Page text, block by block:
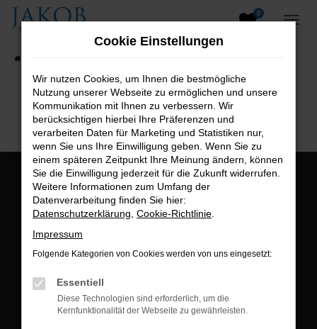
Zum
0
B2B-Shop
Öffnungszeiten:
Montag bis Freitag:
Postadresse:
Cookie Einstellungen
Wir nutzen Cookies, um Ihnen die bestmögliche
Nutzung unserer Webseite zu ermöglichen und unsere
Kommunikation mit Ihnen zu verbessern. Wir
berücksichtigen hierbei Ihre Präferenzen und
verarbeiten Daten für Marketing und Statistiken nur,
wenn Sie uns Ihre Einwilligung geben. Wenn Sie zu
einem späteren Zeitpunkt Ihre Meinung ändern, können
Sie die Einwilligung jederzeit für die Zukunft widerrufen.
Weitere Informationen zum Umfang der
Datenverarbeitung finden Sie hier:
Datenschutzerklärung Cookie-Richtlinie
Impressum
Folgende Kategorien von Cookies werden von uns eingesetzt:
Essentiell
Diese Technologien sind erforderlich, um die
Kernfunktionalität der Webseite zu gewährleisten.